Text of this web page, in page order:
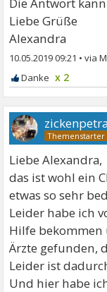
Liebe Grüße
Alexandra
10.05.2019 09:21 •
x 2
Liebe Alexandra,
das ist wohl ein
etwas so sehr
Leider habe ich
Hilfe bekommen
Ärzte gefunden,
Leider ist
Und hier habe